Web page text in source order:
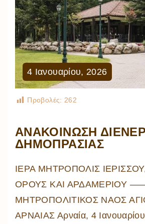
4 Ιανουαρίου, 2026
Προβολές: 262
ΑΝΑΚΟΙΝΩΣΗ
ΔΗΜΟΠΡΑΣΙΑΣ
ΙΕΡΑ ΜΗΤΡΟΠΟΛΙΣ
ΟΡΟΥΣ ΚΑΙ ΑΡΔΑΜΕΡΙΟΥ
ΜΗΤΡΟΠΟΛΙΤΙΚΟΣ ΝΑΟΣ
ΑΡΝΑΙΑΣ Αρναία, 4